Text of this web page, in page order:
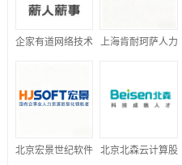
企家有道网络技术 上海肯耐珂萨人力
公司
北京宏景世纪软件 北京北森云计算股